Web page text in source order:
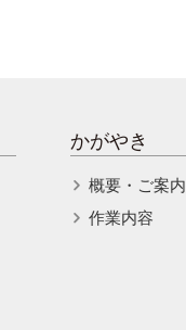
かがやき
概要・ご案内
作業内容